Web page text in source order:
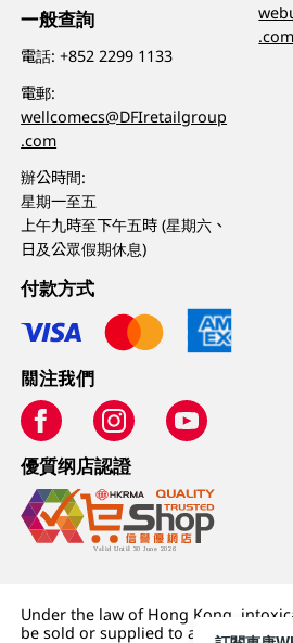
一般查詢
電話:+852 2299 1133
電郵:
wellcomecs@DFIretailgroup
.com
辦公時間:
星期一至五
上午九時至下午五時 (星期六、
日及公眾假期休息)
.com
付款方式
關注我們
優質纲店認證
Under the law of Hong Kong,
be sold or supplied to a minor